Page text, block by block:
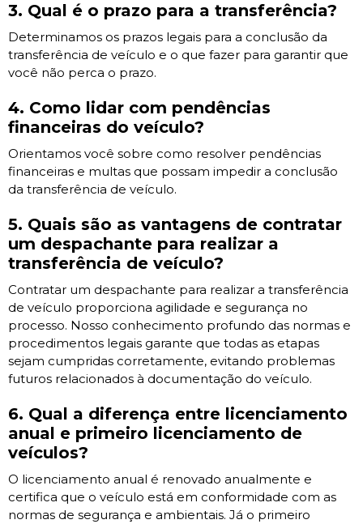
3. Qual é o prazo para a transferência?
Determinamos os prazos legais para a conclusão da
transferência de veículo e o que fazer para garantir que
você não perca o prazo.
4. Como lidar com pendências
financeiras do veículo?
Orientamos você sobre como resolver pendências
financeiras e multas que possam impedir a conclusão
da transferência de veículo.
5. Quais são as vantagens de contratar
um despachante para realizar a
transferência de veículo?
Contratar um despachante para realizar a transferência
de veículo proporciona agilidade e segurança no
processo. Nosso conhecimento profundo das normas e
procedimentos legais garante que todas as etapas
sejam cumpridas corretamente, evitando problemas
futuros relacionados à documentação do veículo.
6. Qual a diferença entre licenciamento
anual e primeiro licenciamento de
veículos?
O licenciamento anual é renovado anualmente e
certifica que o veículo está em conformidade com as
normas de segurança e ambientais. Já o primeiro